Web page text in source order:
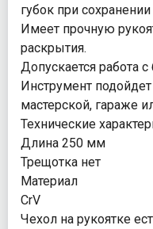
губок при
Имеет прочную
раскрытия.
Допускается работа
Инструмент
мастерской, гараже
Технические
Длина 250 мм
Трещотка нет
Материал
CrV
Чехол на рукоятке